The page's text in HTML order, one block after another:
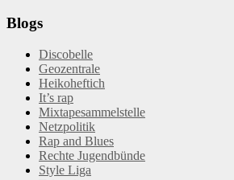
Blogs
Discobelle
Geozentrale
Heikoheftich
It’s rap
Mixtapesammelstelle
Netzpolitik
Rap and Blues
Rechte Jugendbünde
Style Liga